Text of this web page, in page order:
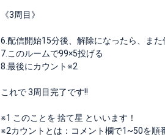
《3周目》
6.配信開始15分後、解除になったら、ま
7.このルームで99×5投げる
8.最後にカウント※2
これで 3周目完了です!!
※1 このことを 捨て星 といいます！
※2カウントとは：コメント欄で1~50を順